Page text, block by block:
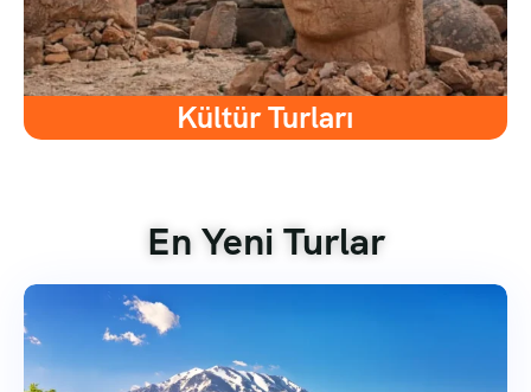
Kültür Turları
En Yeni Turlar